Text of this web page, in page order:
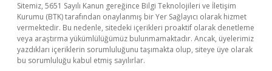
Sitemiz, 5651 Sayılı Kanun gereğince Bilgi Teknolojileri ve İletişim
Kurumu (BTK) tarafından onaylanmış bir Yer Sağlayıcı olarak hizmet
vermektedir. Bu nedenle, sitedeki içerikleri proaktif olarak denetleme
veya araştırma yükümlülüğümüz bulunmamaktadır. Ancak, üyelerimiz
yazdıkları içeriklerin sorumluluğunu taşımakta olup, siteye üye olarak
bu sorumluluğu kabul etmiş sayılırlar.